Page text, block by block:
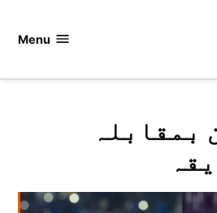
Menu
بمقابلہ